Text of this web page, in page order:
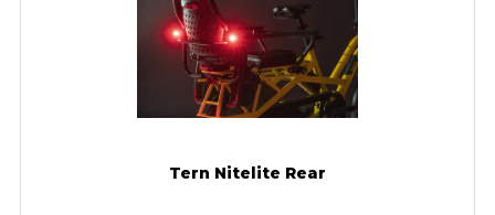
Tern Nitelite Rear